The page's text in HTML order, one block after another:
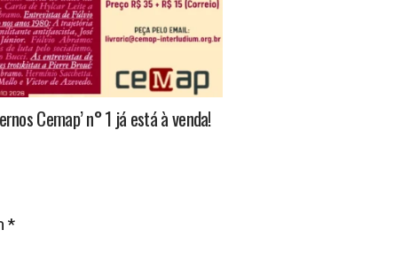
Cemap’ n° 1 já está à venda!
*